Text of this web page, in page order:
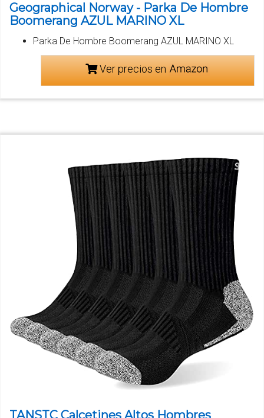
Geographical Norway - Parka De Hombre
Boomerang AZUL MARINO XL
Parka De Hombre Boomerang AZUL MARINO XL
Ver precios en
TANSTC Calcetines Altos Hombres